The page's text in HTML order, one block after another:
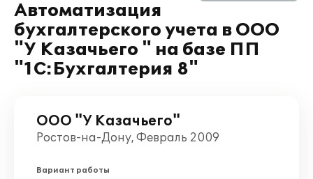
Автоматизация
бухгалтерского учета в ООО
"У Казачьего " на базе ПП
"1С:Бухгалтерия 8"
ООО "У Казачьего"
Ростов-на-Дону, Февраль 2009
Вариант работы